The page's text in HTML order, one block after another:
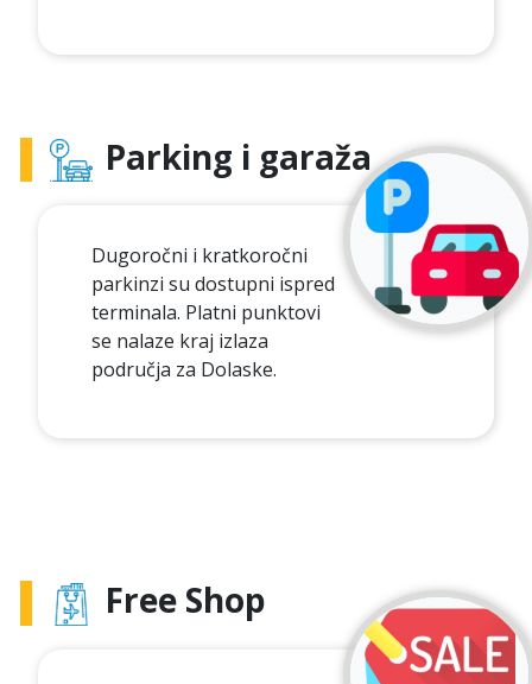
Parking i garaža
Dugoročni i kratkoročni
parkinzi su dostupni ispred
terminala. Platni punktovi
se nalaze kraj izlaza
područja za Dolaske.
Free Shop